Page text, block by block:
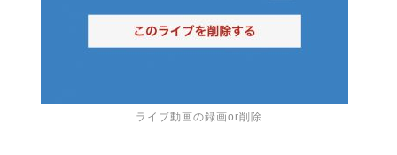
ライブ動画の録画or削除